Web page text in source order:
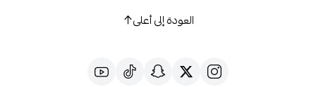
العودة إلى أعلى